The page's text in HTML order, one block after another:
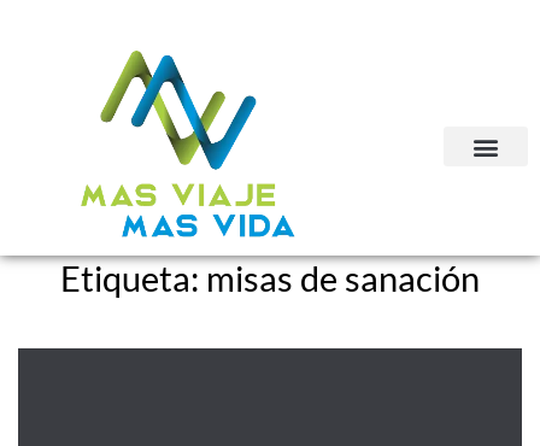
Etiqueta:misas de sanación